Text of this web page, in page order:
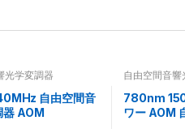
光学変調器
自由空間音
器 AOM
自由空間音響
780nm
ワー AOM